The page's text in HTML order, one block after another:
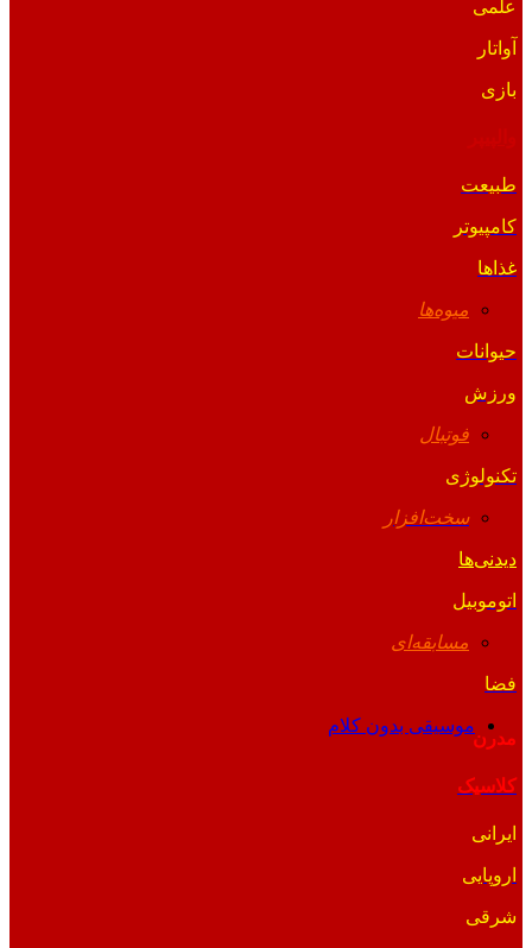
علمی
آواتار
بازی
طبیعت
کامپیوتر
غذاها
میوه‌ها
حیوانات
ورزش
فوتبال
تکنولوژی
سخت‌افزار
دیدنی‌ها
اتوموبیل
مسابقه‌ای
فضا
موسیقی بدون کلام
مدرن
کلاسیک
ایرانی
اروپایی
شرقی